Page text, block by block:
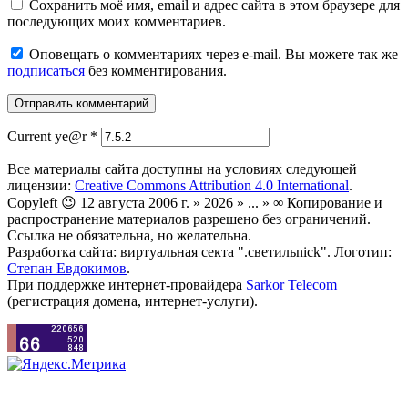
Сохранить моё имя, email и адрес сайта в этом браузере для
последующих моих комментариев.
Оповещать о комментариях через e-mail. Вы можете так же
подписаться без комментирования.
Current ye@r *
Все материалы сайта доступны на условиях следующей
лицензии: Creative Commons Attribution 4.0 International.
Copyleft 😉 12 августа 2006 г. » 2026 » ... » ∞ Копирование и
распространение материалов разрешено без ограничений.
Ссылка не обязательна, но желательна.
Разработка сайта: виртуальная секта ".светильnick". Логотип:
Степан Евдокимов.
При поддержке интернет-провайдера Sarkor Telecom
(регистрация домена, интернет-услуги).